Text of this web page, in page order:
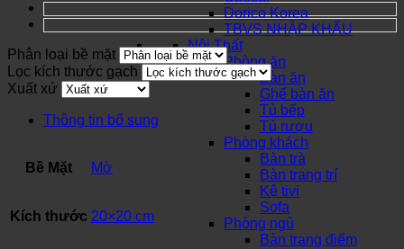
Dorico Korea
TBVS NHẬP KHẨU
Nội Thất
Phòng ăn
Bàn ăn
Ghế bàn ăn
Tủ bếp
Tủ rượu
Phòng khách
Bàn trà
Bàn trang trí
Kệ tivi
Sofa
Phòng ngủ
Bàn trang điểm
Phân loại bề mặt
Lọc kích thước gạch
Xuất xứ
Thông tin bổ sung
Bề Mặt Mờ
Kích thước 20×20 cm